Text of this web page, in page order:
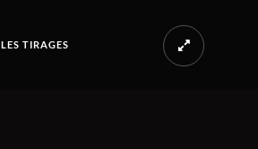
LES TIRAGES